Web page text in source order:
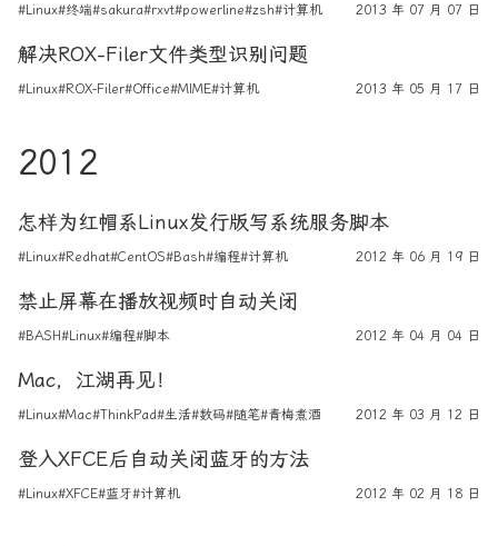
#Linux#终端#sakura#rxvt#powerline#zsh#计算机 2013 年 07 月 07 日
解决ROX-Filer文件类型识别问题
#Linux#ROX-Filer#Office#MIME#计算机 2013 年 05 月 17 日
2012
怎样为红帽系Linux发行版写系统服务脚本
#Linux#Redhat#CentOS#Bash#编程#计算机 2012 年 06 月 19 日
禁止屏幕在播放视频时自动关闭
#BASH#Linux#编程#脚本 2012 年 04 月 04 日
Mac，江湖再见！
#Linux#Mac#ThinkPad#生活#数码#随笔#青梅煮酒 2012 年 03 月 12 日
登入XFCE后自动关闭蓝牙的方法
#Linux#XFCE#蓝牙#计算机 2012 年 02 月 18 日